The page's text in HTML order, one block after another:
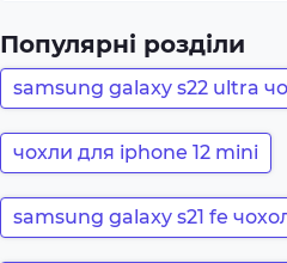
Популярні розділи
samsung galaxy s22 ultra
чохли для iphone 12 mini
samsung galaxy s21 fe